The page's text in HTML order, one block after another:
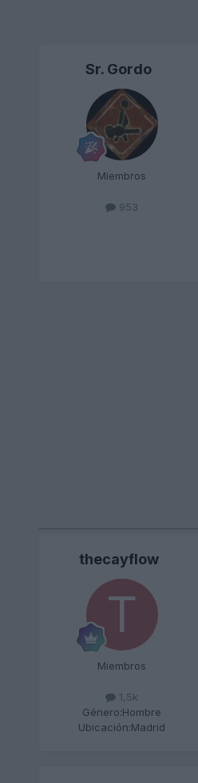
Sr. Gordo
Miembros
953
thecayflow
Miembros
1,5k
Género:Hombre
Ubicación:Madrid